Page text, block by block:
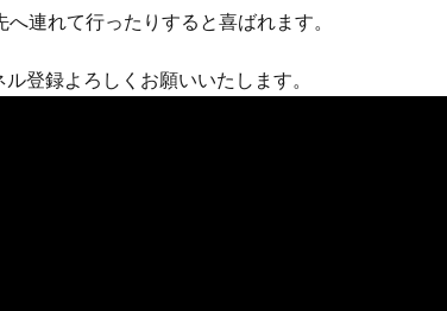
連れて行ったりすると喜ばれます。
登録よろしくお願いいたします。